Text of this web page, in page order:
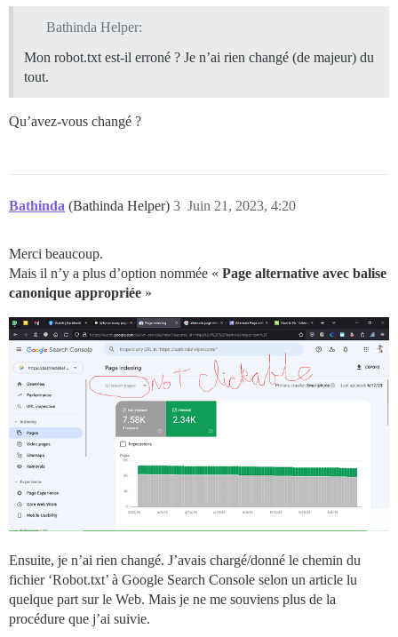
Bathinda Helper:
Mon robot.txt est-il erroné ? Je n’ai rien changé (de majeur) du
tout.
Qu’avez-vous changé ?
Bathinda (Bathinda Helper) Juin 21, 2023, 4:20
3
Merci beaucoup.
Mais il n’y a plus d’option nommée « Page alternative avec balise
canonique appropriée »
Ensuite, je n’ai rien changé. J’avais chargé/donné le chemin du
fichier ‘Robot.txt’ à Google Search Console selon un article lu
quelque part sur le Web. Mais je ne me souviens plus de la
procédure que j’ai suivie.